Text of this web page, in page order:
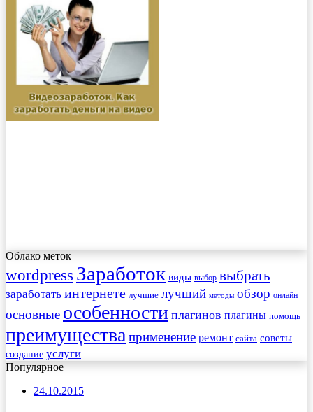
Облако меток
wordpress Заработок виды выбор выбрать
заработать интернете лучшие лучший методы обзор онлайн
основные особенности плагинов плагины помощь
преимущества применение ремонт сайта советы
создание услуги
Популярное
24.10.2015